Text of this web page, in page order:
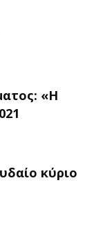
«Η
κύριο